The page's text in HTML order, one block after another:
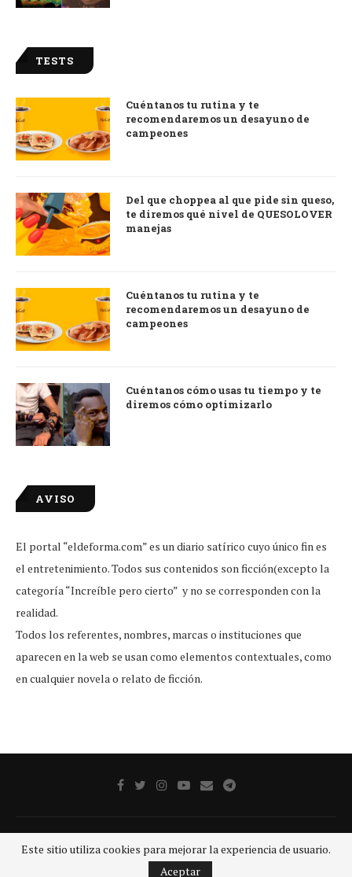
TESTS
Cuéntanos tu rutina y te
recomendaremos un desayuno de
campeones
Del que choppea al que pide sin queso,
te diremos qué nivel de QUESOLOVER
manejas
Cuéntanos tu rutina y te
recomendaremos un desayuno de
campeones
Cuéntanos cómo usas tu tiempo y te
diremos cómo optimizarlo
AVISO
El portal “eldeforma.com” es un diario satírico cuyo único fin es
el entretenimiento. Todos sus contenidos son ficción(excepto la
categoría “Increíble pero cierto” y no se corresponden con la
realidad.
Todos los referentes, nombres, marcas o instituciones que
aparecen en la web se usan como elementos contextuales, como
en cualquier novela o relato de ficción.
@2020 - Todos los derechos reservados.
Este sitio utiliza cookies para mejorar la experiencia de usuario.
Aceptar